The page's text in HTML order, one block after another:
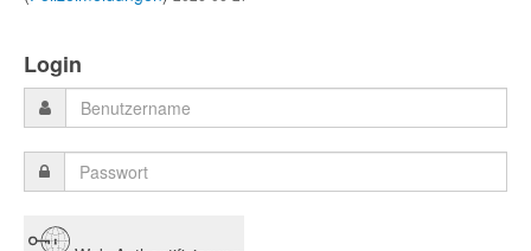
Login